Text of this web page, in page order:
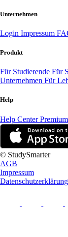
Unternehmen
Login Impressum
Produkt
Für Studierende Für
Unternehmen Für
Help
Help Center
© StudySmarter
AGB
Impressum
Datenschutzerklärung